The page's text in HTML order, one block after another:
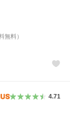
無料）
4.71